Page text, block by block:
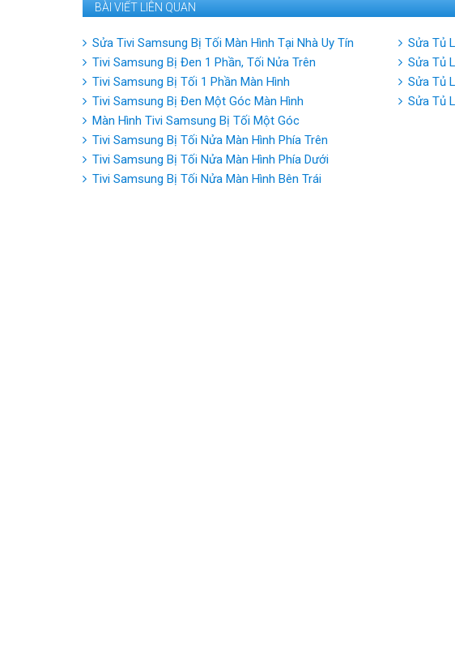
BÀI VIẾT LIÊN QUAN
Sửa Tivi Samsung Bị Tối Màn Hình Tại Nhà Uy Tín
Tivi Samsung Bị Đen 1 Phần, Tối Nửa Trên
Tivi Samsung Bị Tối 1 Phần Màn Hình
Tivi Samsung Bị Đen Một Góc Màn Hình
Màn Hình Tivi Samsung Bị Tối Một Góc
Tivi Samsung Bị Tối Nửa Màn Hình Phía Trên
Tivi Samsung Bị Tối Nửa Màn Hình Phía Dưới
Tivi Samsung Bị Tối Nửa Màn Hình Bên Trái
Sửa Tủ
Sửa Tủ
Sửa Tủ
Sửa Tủ